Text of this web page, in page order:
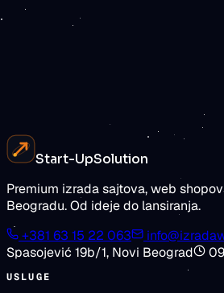
Zatražite procenu
Start-UpSolution
Premium izrada sajtova, web
Beogradu. Od ideje do lansiranja.
+381 63 15 22 063
Spasojević 19b/1, Novi Beograd
USLUGE